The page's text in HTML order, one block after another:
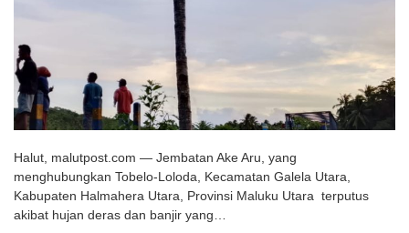
Halut, malutpost.com — Jembatan Ake Aru, yang
menghubungkan Tobelo-Loloda, Kecamatan Galela Utara,
Kabupaten Halmahera Utara, Provinsi Maluku Utara terputus
akibat hujan deras dan banjir yang…